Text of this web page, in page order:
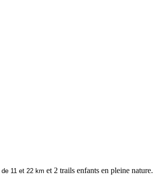
de 11 et 22 km et 2 trails enfants en pleine nature.